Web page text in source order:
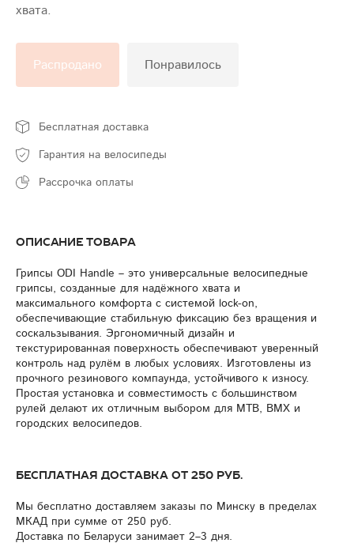
хвата.
Распродано Понравилось
Бесплатная доставка
Гарантия на велосипеды
Рассрочка оплаты
Описание товара
Грипсы ODI Handle – это универсальные велосипедные
грипсы, созданные для надёжного хвата и
максимального комфорта с системой lock-on,
обеспечивающие стабильную фиксацию без вращения и
соскальзывания. Эргономичный дизайн и
текстурированная поверхность обеспечивают уверенный
контроль над рулём в любых условиях. Изготовлены из
прочного резинового компаунда, устойчивого к износу.
Простая установка и совместимость с большинством
рулей делают их отличным выбором для MTB, BMX и
городских велосипедов.
Бесплатная доставка от 250 руб.
Мы бесплатно доставляем заказы по Минску в пределах
МКАД при сумме от 250 руб.
Доставка по Беларуси занимает 2–3 дня.